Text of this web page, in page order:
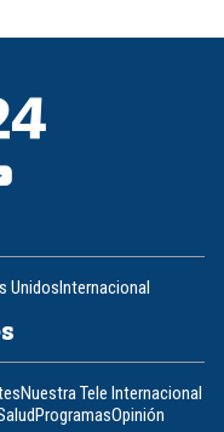
UnidosInternacional
Nuestra Tele Internacional
ProgramasOpinión